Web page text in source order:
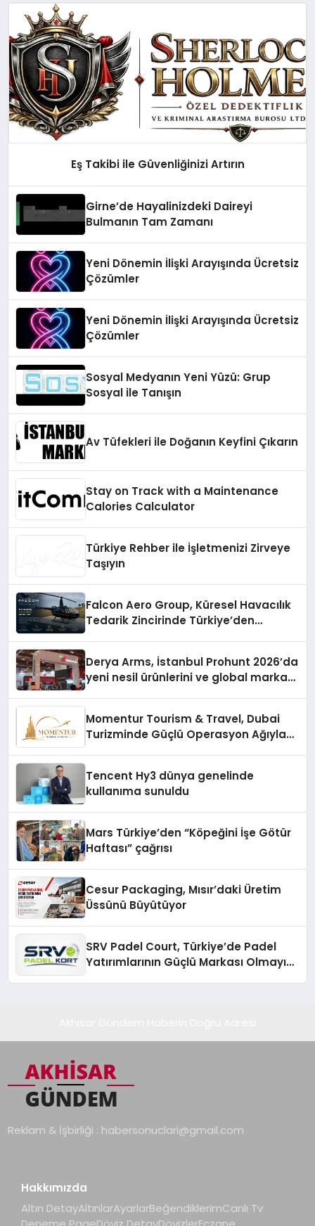
Eş Takibi ile Güvenliğinizi Artırın
Girne’de Hayalinizdeki Daireyi
Bulmanın Tam Zamanı
Yeni Dönemin İlişki Arayışında Ücretsiz
Çözümler
Yeni Dönemin İlişki Arayışında Ücretsiz
Çözümler
Sosyal Medyanın Yeni Yüzü: Grup
Sosyal ile Tanışın
Av Tüfekleri ile Doğanın Keyfini Çıkarın
Stay on Track with a Maintenance
Calories Calculator
Türkiye Rehber ile İşletmenizi Zirveye
Taşıyın
Falcon Aero Group, Küresel Havacılık
Tedarik Zincirinde Türkiye’den
Derya Arms, İstanbul Prohunt 2026’da
yeni nesil ürünlerini ve global marka
Momentur Tourism & Travel, Dubai
Turizminde Güçlü Operasyon Ağıyla
Tencent Hy3 dünya genelinde
kullanıma sunuldu
Mars Türkiye’den “Köpeğini İşe Götür
Haftası” çağrısı
Cesur Packaging, Mısır’daki Üretim
Üssünü Büyütüyor
SRV Padel Court, Türkiye’de Padel
Yatırımlarının Güçlü Markası Olmayı
Reklam & İşbirliği : habersonuclari@gmail.com
Hakkımızda
Altın DetayAltınlarAyarlarBeğendiklerimCanlı Tv